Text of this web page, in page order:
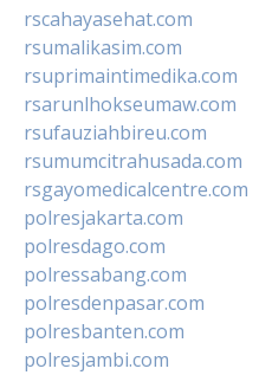
rscahayasehat.com
rsumalikasim.com
rsuprimaintimedika.com
rsarunlhokseumaw.com
rsufauziahbireu.com
rsumumcitrahusada.com
rsgayomedicalcentre.com
polresjakarta.com
polresdago.com
polressabang.com
polresdenpasar.com
polresbanten.com
polresjambi.com